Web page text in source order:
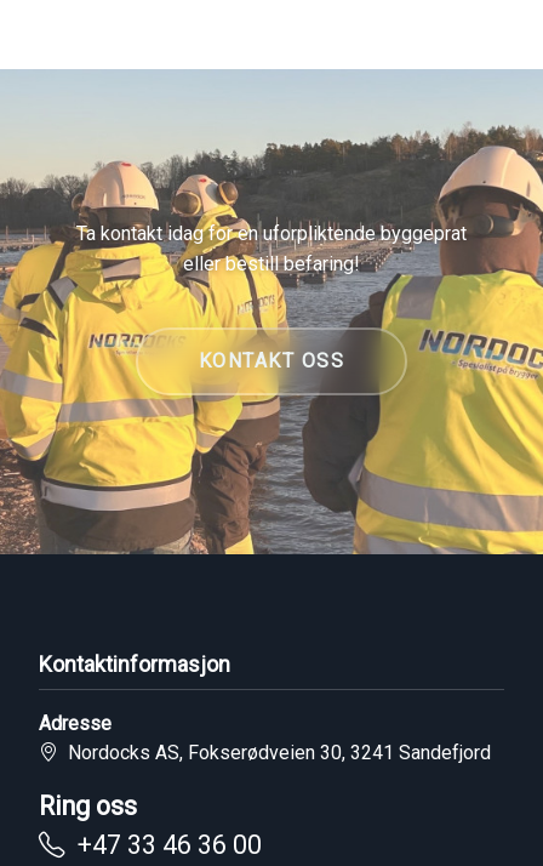
Ta kontakt idag for en uforpliktende byggeprat
eller bestill befaring!
KONTAKT OSS
Kontaktinformasjon
Adresse
Nordocks AS, Fokserødveien 30, 3241 Sandefjord
Ring oss
+47 33 46 36 00